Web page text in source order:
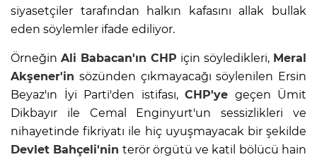
siyasetçiler tarafından halkın kafasını allak bullak
eden söylemler ifade ediliyor.
ÖrneğinAli Babacan'ın CHP için söyledikleri, Meral
Akşener'in sözünden çıkmayacağı söylenilen Ersin
Beyaz'ın İyi Parti'den istifası, CHP'ye geçen Ümit
Dikbayır ile Cemal Enginyurt'un sessizlikleri ve
nihayetinde fikriyatı ile hiç uyuşmayacak bir şekilde
Devlet Bahçeli'nin terör örgütü ve katil bölücü hain